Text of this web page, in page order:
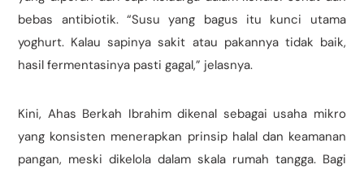
bebas antibiotik. “Susu yang bagus itu kunci utama
yoghurt. Kalau sapinya sakit atau pakannya tidak baik,
hasil fermentasinya pasti gagal,” jelasnya.
Kini, Ahas Berkah Ibrahim dikenal sebagai usaha mikro
yang konsisten menerapkan prinsip halal dan keamanan
pangan, meski dikelola dalam skala rumah tangga. Bagi